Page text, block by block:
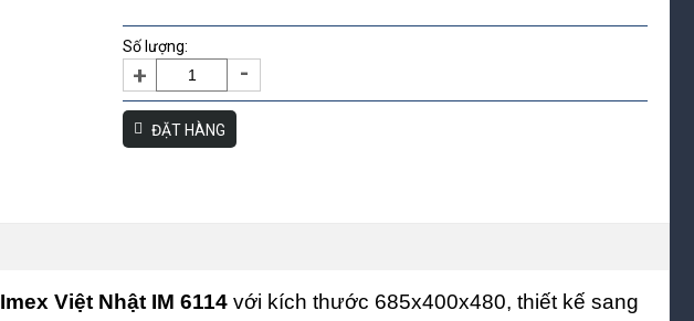
Số lượng:
+ -
ĐẶT HÀNG
Imex Việt Nhật IM 6114 với kích thước 685x400x480, thiết kế sang